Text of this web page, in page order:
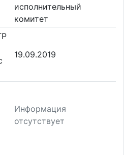
исполнительный
комитет
19.09.2019
Информация
отсутствует